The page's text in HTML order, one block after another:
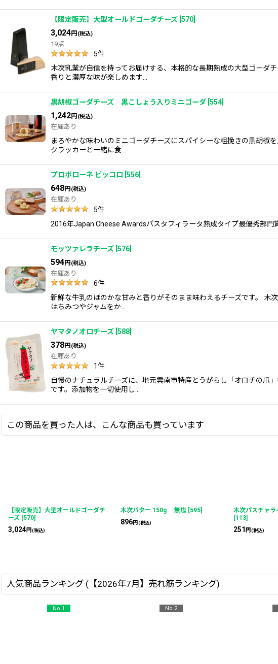
【限定販売】大型オールドゴーダチーズ 570
3,024円 (税込)
19点
5件
木次乳業が自信を持ってお届けする、本格的な長期熟成の大型ゴーダ
香りと濃厚な味が楽しめます…
黒胡椒ゴーダチーズ 黒こしょう入りミニゴーダ 554]
1,242円 (税込)
在庫あり
まろやかな味わいのミニゴーダチーズにスパイシーな粗挽きの黒胡椒
クラッカーと一緒に食…
プロボローネ ピッコロ 556
648円 (税込)
在庫あり
5件
2016年Japan Cheese Awardsパスタフィラータ熟成タイプ最優秀部門
モッツァレラチーズ [576]
594円(税込)
在庫あり
6件
新鮮な牛乳のほのかな甘みと香りがそのまま味わえるチーズです。 木
はちみつやジャムをか…
ヤマタノオロチーズ 588
378円 (税込)
在庫あり
1件
自慢のナチュラルチーズに、地元雲南市特産とうがらし「オロチの爪
です。添加物を一切使用し…
この商品を買った人は、こんな商品も買っています
【限定販売】大型オールドゴーダチ
ーズ [570]
3,024 円(税込)
木次バター 150g 無塩 [595]
896円(税込)
木次パスチャラ
[113]
251 円(税込)
人気商品ランキング (【2026年7月】売れ筋ランキング)
No.1 No.2